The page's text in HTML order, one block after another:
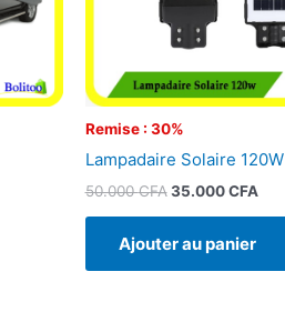
Remise : 30%
Lampadaire Solaire 120W
50.000CFA 35.000CFA
Ajouter au panier